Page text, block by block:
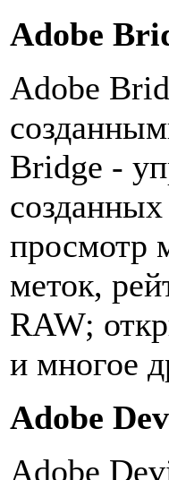
Adobe
Adobe
Bridge -
просмотр
меток,
RAW;
и многое
Adobe
Adobe